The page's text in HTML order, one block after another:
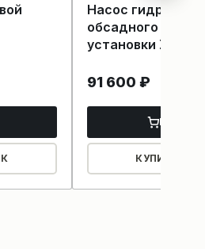
Насос
обсадного стола
установки
91 600 ₽
В
КУПИТЬ В 1